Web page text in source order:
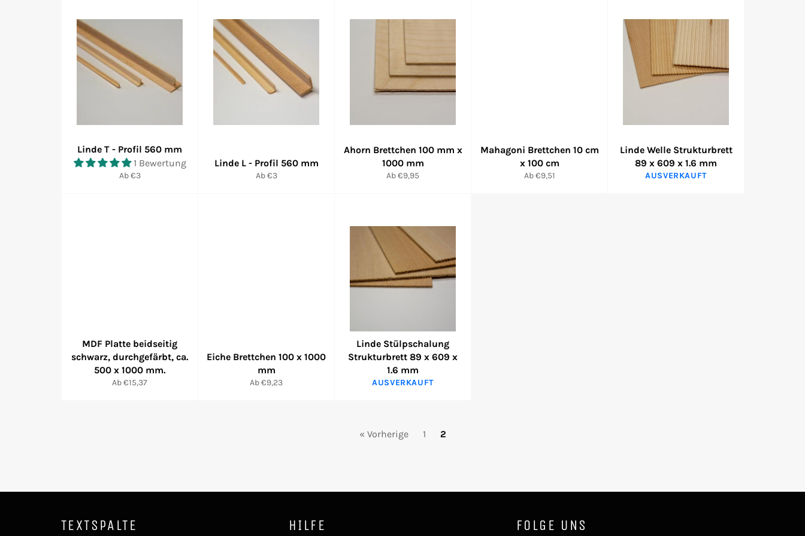
Linde T - Profil 560 mm
1 Bewertung
Ab €3
Linde L - Profil 560 mm
Ab €3
Ahorn Brettchen 100 mm x
1000 mm
Ab €9,95
Mahagoni Brettchen 10 cm
x 100 cm
Ab €9,51
Linde Welle Strukturbrett
89 x 609 x 1.6 mm
AUSVERKAUFT
MDF Platte beidseitig
schwarz, durchgefärbt, ca.
500 x 1000 mm.
Ab €15,37
Eiche Brettchen 100 x 1000
mm
Ab €9,23
Linde Stülpschalung
Strukturbrett 89 x 609 x
1.6 mm
AUSVERKAUFT
« Vorherige 1 2
TEXTSPALTE HILFE FOLGE UNS